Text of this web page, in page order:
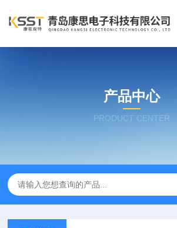
产品中心
PRODUCT CENTER